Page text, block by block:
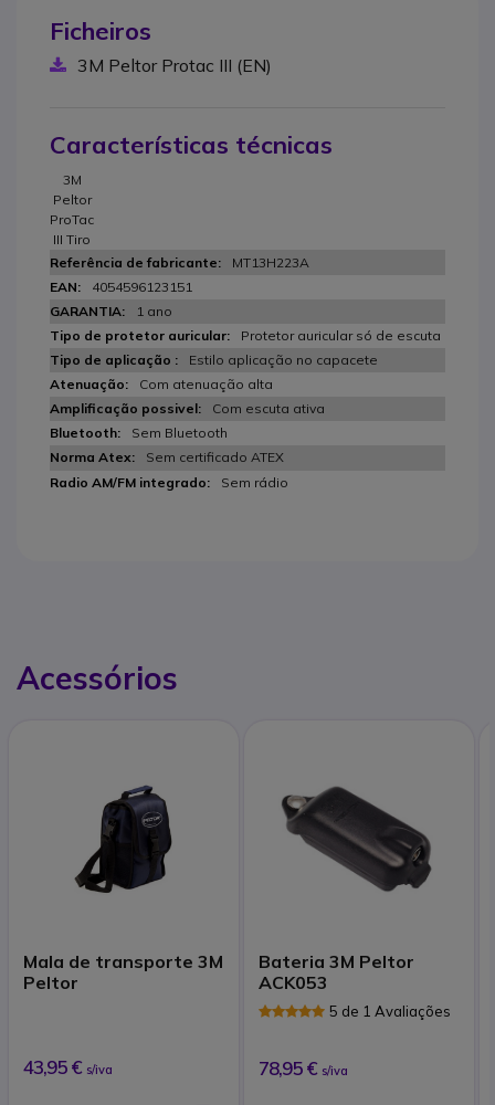
Ficheiros
3M Peltor Protac III (EN)
Características técnicas
3M
Peltor
ProTac
III Tiro
MT13H223A
4054596123151
1 ano
Protetor auricular só de escuta
Estilo aplicação no capacete
Com atenuação alta
Com escuta ativa
Sem Bluetooth
Sem certificado ATEX
Sem rádio
Acessórios
Mala de transporte 3M
Peltor
43,95 € s/iva
Bateria 3M Peltor
ACK053
5 de 1 Avaliações
78,95 € s/iva